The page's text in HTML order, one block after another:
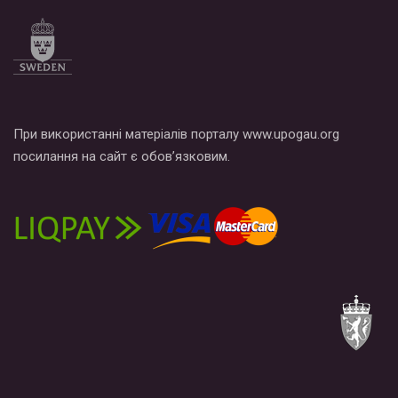
При використанні матеріалів порталу www.upogau.org
посилання на сайт є обов’язковим.